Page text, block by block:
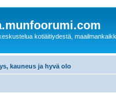
kotiäitiydestä,
kauneus ja hyvä olo